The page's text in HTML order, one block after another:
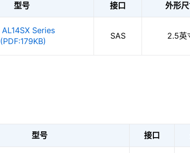
型号 接口 外形
AL14SX Series
(PDF:179KB)
SAS 2.5英
型号 接口